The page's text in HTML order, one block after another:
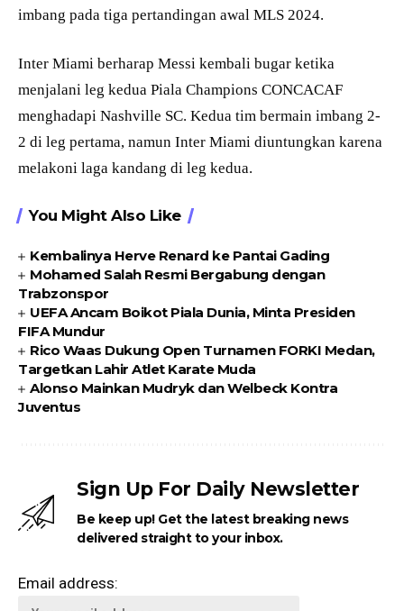
imbang pada tiga pertandingan awal MLS 2024.
Inter Miami berharap Messi kembali bugar ketika
menjalani leg kedua Piala Champions CONCACAF
menghadapi Nashville SC. Kedua tim bermain imbang 2-
2 di leg pertama, namun Inter Miami diuntungkan karena
melakoni laga kandang di leg kedua.
You Might Also Like
Kembalinya Herve Renard ke Pantai Gading
Mohamed Salah Resmi Bergabung dengan
Trabzonspor
UEFA Ancam Boikot Piala Dunia, Minta Presiden
FIFA Mundur
Rico Waas Dukung Open Turnamen FORKI Medan,
Targetkan Lahir Atlet Karate Muda
Alonso Mainkan Mudryk dan Welbeck Kontra
Juventus
Sign Up For Daily Newsletter
Be keep up! Get the latest breaking news
delivered straight to your inbox.
Email address: